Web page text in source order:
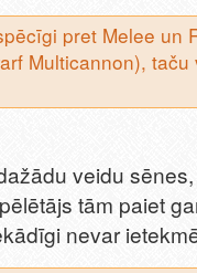
pret Melee un
Multicannon), taču
veidu
tām paiet
nevar